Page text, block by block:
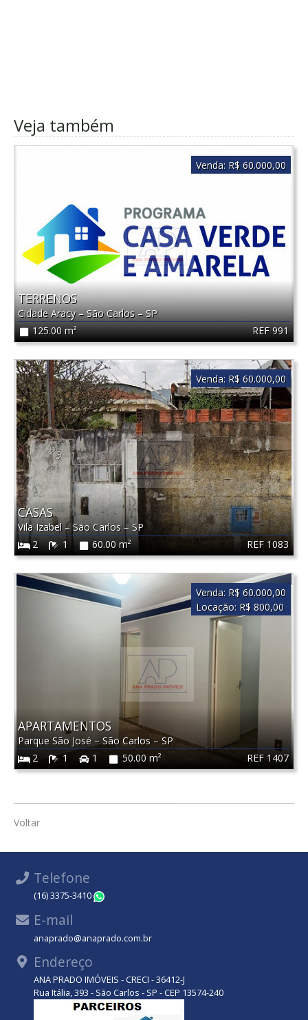
Veja também
REF 991
TERRENOS
Cidade Aracy–São Carlos–SP
125.00 m²
Venda: R$ 60.000,00
REF 1083
CASAS
Vila Izabel –São Carlos–SP
2
1 60.00 m²
Venda: R$ 60.000,00
REF 1407
APARTAMENTOS
Parque São José – São Carlos – SP
2
1 1 50.00 m²
Venda: R$ 60.000,00
Locação: R$ 800,00
Voltar
Telefone
(16) 3375-3410
E-mail
anaprado@anaprado.com.br
Endereço
ANA PRADO IMÓVEIS - CRECI - 36412-J
Rua Itália, 393 - São Carlos - SP - CEP 13574-240